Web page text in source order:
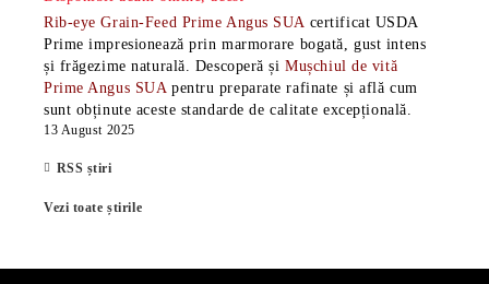
Rib-eye Grain-Feed Prime Angus SUA certificat USDA
Prime impresionează prin marmorare bogată, gust intens
și frăgezime naturală. Descoperă șiMușchiul de vită
Prime Angus SUA pentru preparate rafinate și află cum
sunt obținute aceste standarde de calitate excepțională.
13 August 2025
RSS știri
Vezi toate știrile